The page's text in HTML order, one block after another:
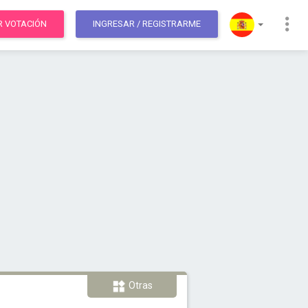
VOTACIÓN INGRESAR / REGISTRARME
Otras